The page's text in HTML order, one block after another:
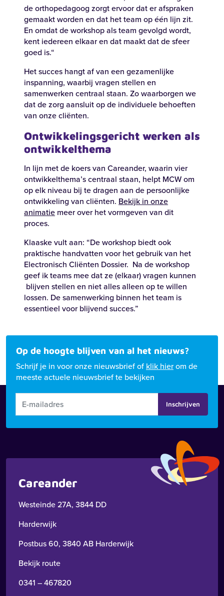
de orthopedagoog zorgt ervoor dat er afspraken
gemaakt worden en dat het team op één lijn zit.
En omdat de workshop als team gevolgd wordt,
kent iedereen elkaar en dat maakt dat de sfeer
goed is.“
Het succes hangt af van een gezamenlijke
inspanning, waarbij vragen stellen en
samenwerken centraal staan. Zo waarborgen we
dat de zorg aansluit op de individuele behoeften
van onze cliënten.
Ontwikkelingsgericht werken als
ontwikkelthema
In lijn met de koers van Careander, waarin vier
ontwikkelthema’s centraal staan, helpt MCW om
op elk niveau bij te dragen aan de persoonlijke
ontwikkeling van cliënten. Bekijk in onze
animatie meer over het vormgeven van dit
proces.
Klaaske vult aan: “De workshop biedt ook
praktische handvatten voor het gebruik van het
Electronisch Cliënten Dossier. Na de workshop
geef ik teams mee dat ze (elkaar) vragen kunnen
blijven stellen en niet alles alleen op te willen
lossen. De samenwerking binnen het team is
essentieel voor blijvend succes.”
Op de hoogte blijven van al het nieuws?
Schrijf je in voor onze nieuwsbrief of klik hierom de
meeste actuele nieuwsbrief te bekijken
Inschrijven
Careander
Westeinde 27A, 3844 DD
Harderwijk
Postbus 60, 3840 AB Harderwijk
Bekijk route
0341 – 467820
Zoeken
Zoeken
Recente zoekopdrachten: Vacatures Werken bij